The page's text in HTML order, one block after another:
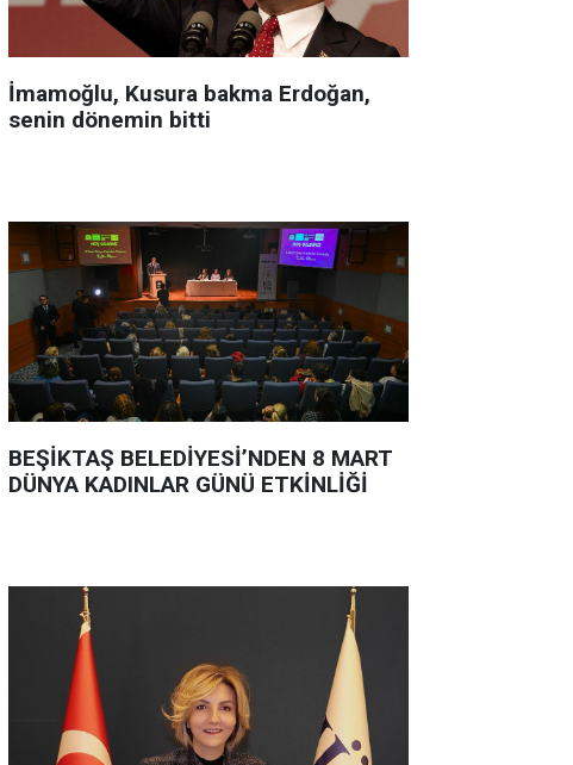
İmamoğlu, Kusura bakma Erdoğan,
senin dönemin bitti
BEŞİKTAŞ BELEDİYESİ’NDEN 8 MART
DÜNYA KADINLAR GÜNÜ ETKİNLİĞİ